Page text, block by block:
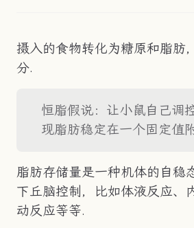
摄入的食物转化为糖原和脂肪
分.
恒脂假说：让小鼠自己调
现脂肪稳定在一个固定值
脂肪存储量是一种机体的自稳
下丘脑控制，比如体液反应、
动反应等等.